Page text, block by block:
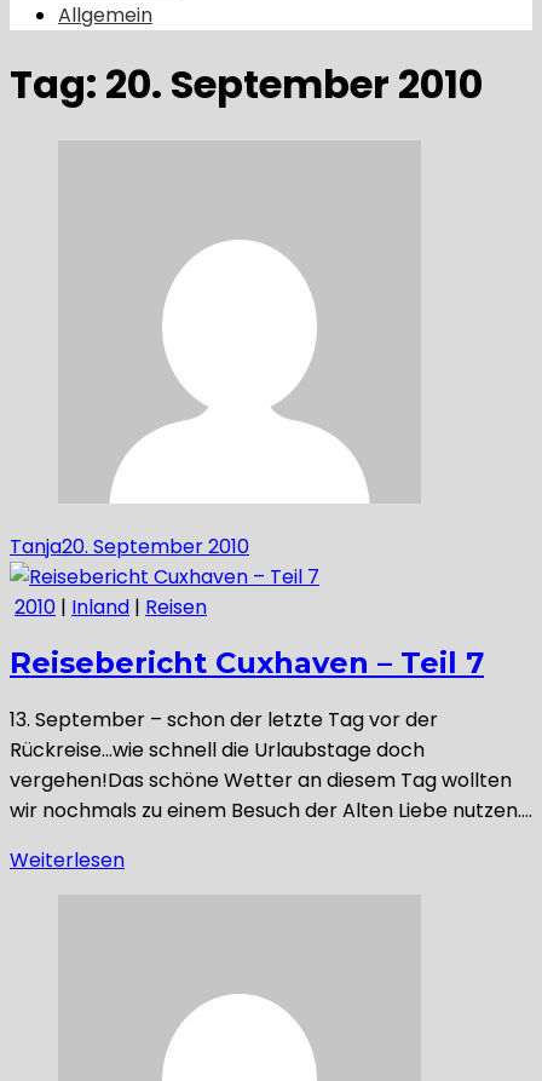
Allgemein
Tag: 20. September 2010
Tanja20. September 2010
2010 | Inland | Reisen
Reisebericht Cuxhaven – Teil 7
13. September – schon der letzte Tag vor der
Rückreise…wie schnell die Urlaubstage doch
vergehen!Das schöne Wetter an diesem Tag wollten
wir nochmals zu einem Besuch der Alten Liebe nutzen….
Weiterlesen